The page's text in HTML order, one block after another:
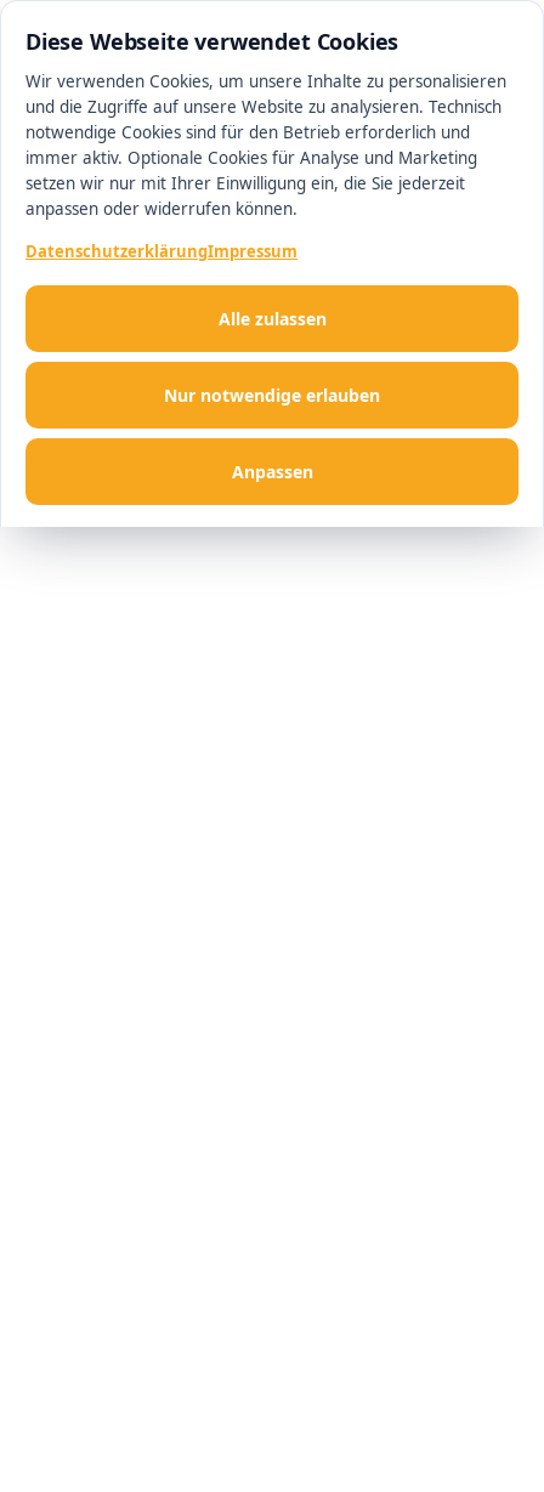
Diese Webseite verwendet Cookies
Wir verwenden Cookies, um unsere Inhalte zu personalisieren
und die Zugriffe auf unsere Website zu analysieren. Technisch
notwendige Cookies sind für den Betrieb erforderlich und
immer aktiv. Optionale Cookies für Analyse und Marketing
setzen wir nur mit Ihrer Einwilligung ein, die Sie jederzeit
anpassen oder widerrufen können.
DatenschutzerklärungImpressum
Nur notwendige erlauben
Anpassen
Alle zulassen